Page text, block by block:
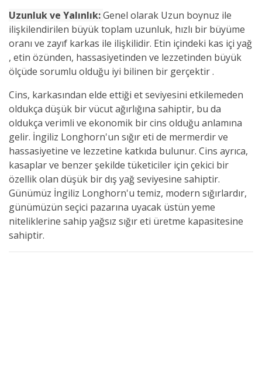
Uzunluk ve Yalınlık:Genel olarak Uzun boynuz ile
ilişkilendirilen büyük toplam uzunluk, hızlı bir büyüme
oranı ve zayıf karkas ile ilişkilidir. Etin içindeki kas içi yağ
, etin özünden, hassasiyetinden ve lezzetinden büyük
ölçüde sorumlu olduğu iyi bilinen bir gerçektir .
Cins, karkasından elde ettiği et seviyesini etkilemeden
oldukça düşük bir vücut ağırlığına sahiptir, bu da
oldukça verimli ve ekonomik bir cins olduğu anlamına
gelir. İngiliz Longhorn'un sığır eti de mermerdir ve
hassasiyetine ve lezzetine katkıda bulunur. Cins ayrıca,
kasaplar ve benzer şekilde tüketiciler için çekici bir
özellik olan düşük bir dış yağ seviyesine sahiptir.
Günümüz İngiliz Longhorn'u temiz, modern sığırlardır,
günümüzün seçici pazarına uyacak üstün yeme
niteliklerine sahip yağsız sığır eti üretme kapasitesine
sahiptir.